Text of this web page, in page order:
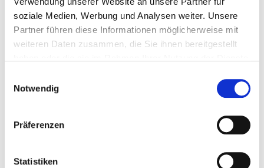
soziale Medien, Werbung und Analysen weiter. Unsere
Partner führen diese Informationen möglicherweise mit
weiteren Daten zusammen, die Sie ihnen bereitgestellt
Notwendig
Präferenzen
Statistiken
Spielmann ist weltweit buchbar.
Normalerweise kommen die Touristen zum
Rattenfänger in die sehenswerte Stadt an der Weser.
Auftritt seine Stiefel, meldet sich dann aber diesmal
per Chat beim Kunden an und präsentiert seine
Programmen wie Skype/Zoom/Teams kommt der
Rattenfänger so digital dahin, wohin er bestellt
Internetverbindung vorausgesetzt).